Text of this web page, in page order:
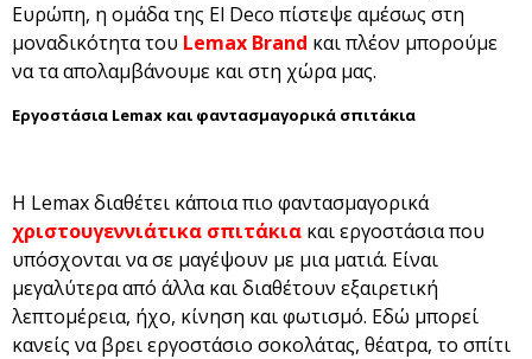
Ευρώπη, η ομάδα της El Deco πίστεψε αμέσως στη
μοναδικότητα του Lemax Brand και πλέον μπορούμε
να τα απολαμβάνουμε και στη χώρα μας.
Εργοστάσια Lemax και φαντασμαγορικά σπιτάκια
Η Lemax διαθέτει κάποια πιο φαντασμαγορικά
χριστουγεννιάτικα σπιτάκια και εργοστάσια που
υπόσχονται να σε μαγέψουν με μια ματιά. Είναι
μεγαλύτερα από άλλα και διαθέτουν εξαιρετική
λεπτομέρεια, ήχο, κίνηση και φωτισμό. Εδώ μπορεί
κανείς να βρει εργοστάσιο σοκολάτας, θέατρα, το σπίτι